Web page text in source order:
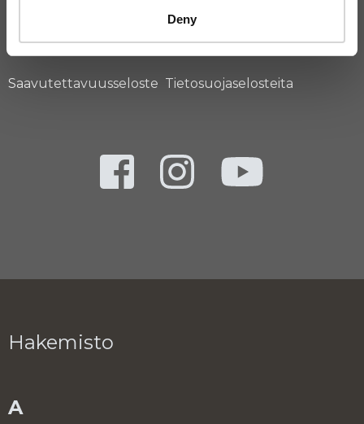
Deny
Saavutettavuusseloste Tietosuojaselosteita
Hakemisto
A